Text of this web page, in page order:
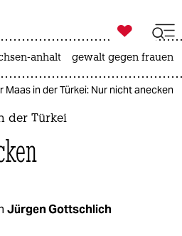
zahl ich
ich

taz zahl ich
anhalt gewalt gegen frauen
Maas in der Türkei: Nur nicht anecken
der Türkei
Jürgen Gottschlich